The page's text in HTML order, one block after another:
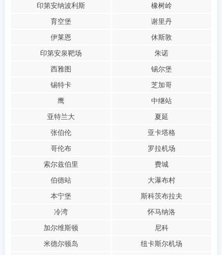
印第安纳波利斯
橡树岭
育空堡
谢里丹
伊莱恩
休斯敦
印第安泉靶场
朱诺
西雅图
锡尔堡
锡特卡
芝加哥
鹰
中继站
亚特兰大
夏延
张伯伦
亚卡塔格
哥伦布
罗拉机场
索尔兹伯里
费城
伯德站
大瀑布村
本宁堡
斯科茨布拉夫
冷湾
怀马纳洛
加尔维斯顿
尼科
米德尔顿岛
纽卡斯尔机场